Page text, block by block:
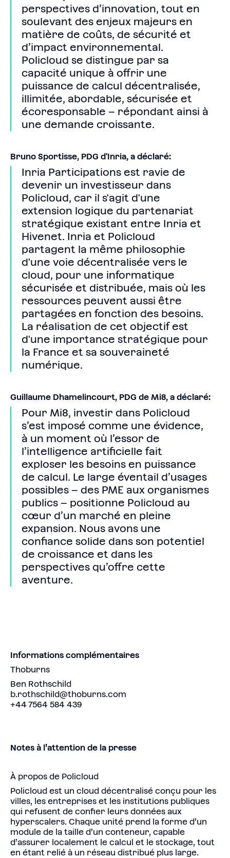
perspectives d’innovation, tout en
soulevant des enjeux majeurs en
matière de coûts, de sécurité et
d’impact environnemental.
Policloud se distingue par sa
capacité unique à offrir une
puissance de calcul décentralisée,
illimitée, abordable, sécurisée et
écoresponsable – répondant ainsi à
une demande croissante.
Bruno Sportisse, PDG d'Inria, a déclaré:
Inria Participations est ravie de
devenir un investisseur dans
Policloud, car il s'agit d'une
extension logique du partenariat
stratégique existant entre Inria et
Hivenet. Inria et Policloud
partagent la même philosophie
d'une voie décentralisée vers le
cloud, pour une informatique
sécurisée et distribuée, mais où les
ressources peuvent aussi être
partagées en fonction des besoins.
La réalisation de cet objectif est
d'une importance stratégique pour
la France et sa souveraineté
numérique.
Guillaume Dhamelincourt, PDG de Mi8, a déclaré:
Pour Mi8, investir dans Policloud
s’est imposé comme une évidence,
à un moment où l’essor de
l’intelligence artificielle fait
exploser les besoins en puissance
de calcul. Le large éventail d’usages
possibles – des PME aux organismes
publics – positionne Policloud au
cœur d’un marché en pleine
expansion. Nous avons une
confiance solide dans son potentiel
de croissance et dans les
perspectives qu’offre cette
aventure.
Informations complémentaires
Thoburns
Ben Rothschild
b.rothschild@thoburns.com
+44 7564 584 439
Notes à l’attention de la presse
À propos de Policloud
Policloud est un cloud décentralisé conçu pour les
villes, les entreprises et les institutions publiques
qui refusent de confier leurs données aux
hyperscalers. Chaque unité prend la forme d’un
module de la taille d’un conteneur, capable
d’assurer localement le calcul et le stockage, tout
en étant relié à un réseau distribué plus large.